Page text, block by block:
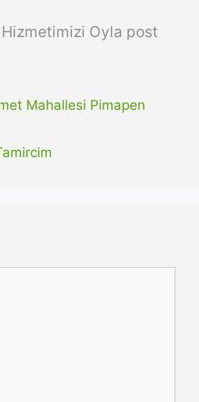
Hizmetimizi Oyla post
Mahallesi Pimapen